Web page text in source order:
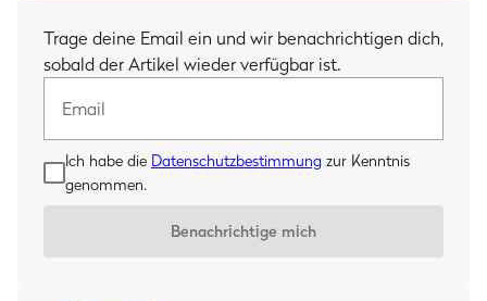
Trage deine Email ein und wir benachrichtigen dich,
sobald der Artikel wieder verfügbar ist.
Email
Ich habe die Datenschutzbestimmung zur Kenntnis
genommen.
Benachrichtige mich